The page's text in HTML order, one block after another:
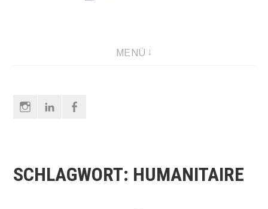
graphic design & photography
MENÜ
InstagramLinkedIn
SCHLAGWORT: HUMANITAIRE